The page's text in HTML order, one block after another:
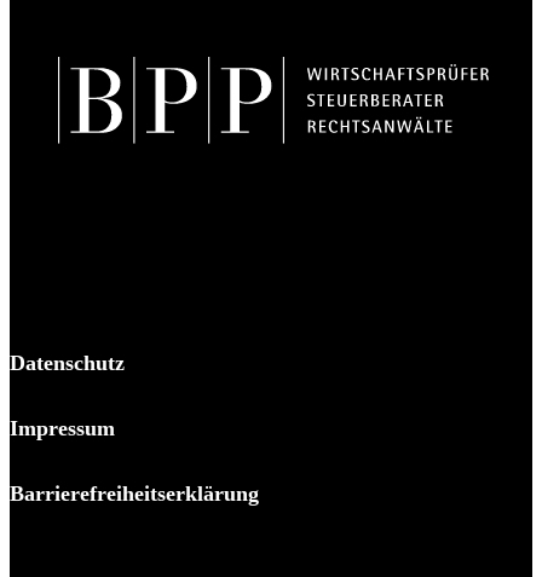
Datenschutz
Impressum
Barrierefreiheitserklärung